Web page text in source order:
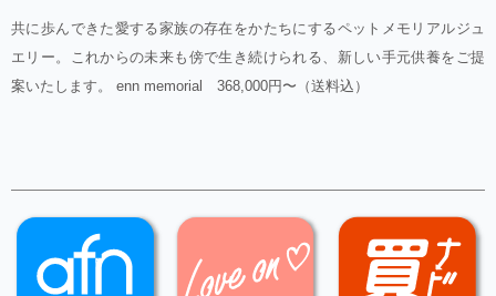
共に歩んできた愛する家族の存在をかたちにするペットメモリアルジュ
エリー。これからの未来も傍で生き続けられる、新しい手元供養をご提
案いたします。 enn memorial 368,000円〜（送料込）